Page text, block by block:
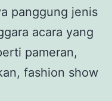
panggung jenis
acara yang
pameran,
fashion show